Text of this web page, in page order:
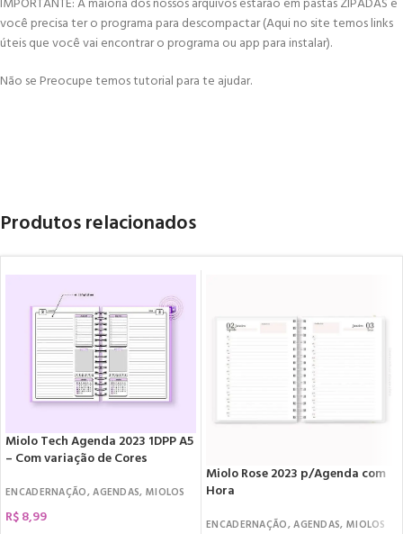
você precisa ter o programa para descompactar (Aqui no site temos links
úteis que você vai encontrar o programa ou app para instalar).
Não se Preocupe temos tutorial para te ajudar.
Produtos relacionados
Miolo Tech Agenda 2023 1DPP A5
– Com variação de Cores
ENCADERNAÇÃO,AGENDAS, MIOLOS
R$8,99
Miolo Rose 2023 p/Agenda com
Hora
ENCADERNAÇÃO,AGENDAS, MIOLOS